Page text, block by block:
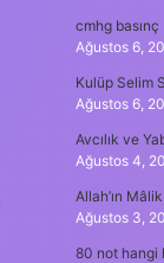
cmhg
Ağustos 6,
Kulüp Selim
Ağustos 6,
Avcılık ve
Ağustos 4,
Allah’ın
Ağustos 3,
80 not hangi